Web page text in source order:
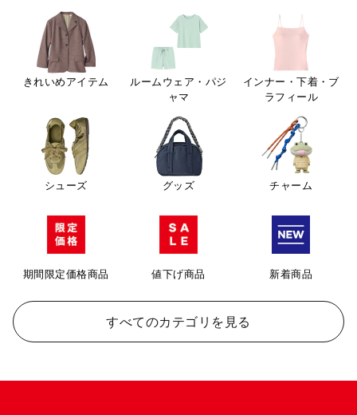
きれいめアイテム
ルームウェア・パジ
ャマ
インナー・下着・ブ
ラフィール
シューズ グッズ チャーム
期間限定価格商品 値下げ商品 新着商品
すべてのカテゴリを見る